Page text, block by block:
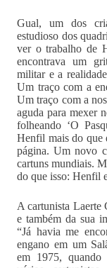
Gual, um dos
estudioso dos
ver o trabalho de
encontrava um
militar e a
Um traço com a
Um traço com a
aguda para mexer
folheando ‘O
Henfil mais do que
página. Um novo
cartuns mundiais.
do que isso: Henfil
A cartunista Laerte
e também da sua
“Já havia me
engano em um
em 1975, quando